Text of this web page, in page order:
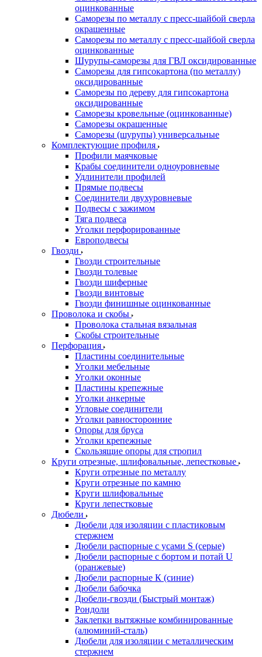
оцинкованные
Саморезы по металлу с пресс-шайбой сверла
окрашенные
Саморезы по металлу с пресс-шайбой сверла
оцинкованные
Шурупы-саморезы для ГВЛ оксидированные
Саморезы для гипсокартона (по металлу)
оксидированные
Саморезы по дереву для гипсокартона
оксидированные
Саморезы кровельные (оцинкованные)
Саморезы окрашенные
Саморезы (шурупы) универсальные
Комплектующие профиля
Профили маячковые
Крабы соединители одноуровневые
Удлинители профилей
Прямые подвесы
Соединители двухуровневые
Подвесы с зажимом
Тяга подвеса
Уголки перфорированные
Европодвесы
Гвозди
Гвозди строительные
Гвозди толевые
Гвозди шиферные
Гвозди винтовые
Гвозди финишные оцинкованные
Проволока и скобы
Проволока стальная вязальная
Скобы строительные
Перфорация
Пластины соединительные
Уголки мебельные
Уголки оконные
Пластины крепежные
Уголки анкерные
Угловые соединители
Уголки равносторонние
Опоры для бруса
Уголки крепежные
Скользящие опоры для стропил
Круги отрезные, шлифовальные, лепестковые
Круги отрезные по металлу
Круги отрезные по камню
Круги шлифовальные
Круги лепестковые
Дюбели
Дюбели для изоляции с пластиковым
стержнем
Дюбели распорные с усами S (серые)
Дюбели распорные c бортом и потай U
(оранжевые)
Дюбели распорные К (синие)
Дюбели бабочка
Дюбели-гвозди (Быстрый монтаж)
Рондоли
Заклепки вытяжные комбинированные
(алюминий-сталь)
Дюбели для изоляции с металлическим
стержнем